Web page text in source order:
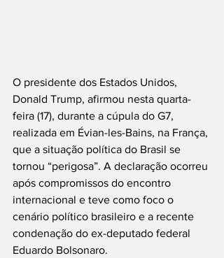
O presidente dos Estados Unidos,
Donald Trump, afirmou nesta quarta-
feira (17), durante a cúpula do G7,
realizada em Évian-les-Bains, na França,
que a situação política do Brasil se
tornou “perigosa”. A declaração ocorreu
após compromissos do encontro
internacional e teve como foco o
cenário político brasileiro e a recente
condenação do ex-deputado federal
Eduardo Bolsonaro.